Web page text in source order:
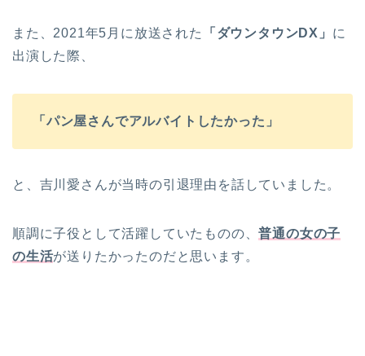
また、2021年5月に放送された 「ダウンタウンDX」 に
出演した際、
「パン屋さんでアルバイトしたかった」
と、吉川愛さんが当時の引退理由を話していました。
順調に子役として活躍していたものの、普通の女の子
の生活が送りたかったのだと思います。